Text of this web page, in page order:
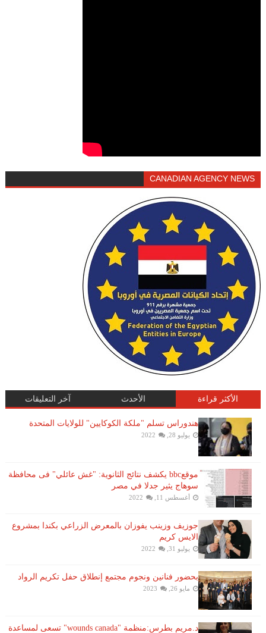
CANADIAN AGENCY NEWS
الأكثر قراءة الأحدث آخر التعليقات
هندوراس تسلم "ملكة الكوكايين" للولايات المتحدة
يوليو 28, 2022
موقعbbc يكشف نتائج الثانوية: "غش عائلي" فى محافظة
سوهاج يثير جدلا في مصر
أغسطس 11, 2022
جوزيف وزينب يفوزان بالمعرض الزراعي بكندا بمشروع
الايس كريم
يوليو 31, 2022
بحضور فنانين ونجوم مجتمع إنطلاق حفل تكريم الرواد
مايو 26, 2023
د.مريم بطرس:منظمة "wounds canada" تسعى لمساعدة